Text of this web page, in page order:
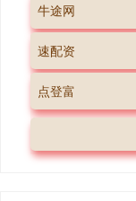
牛途网
速配资
点登富